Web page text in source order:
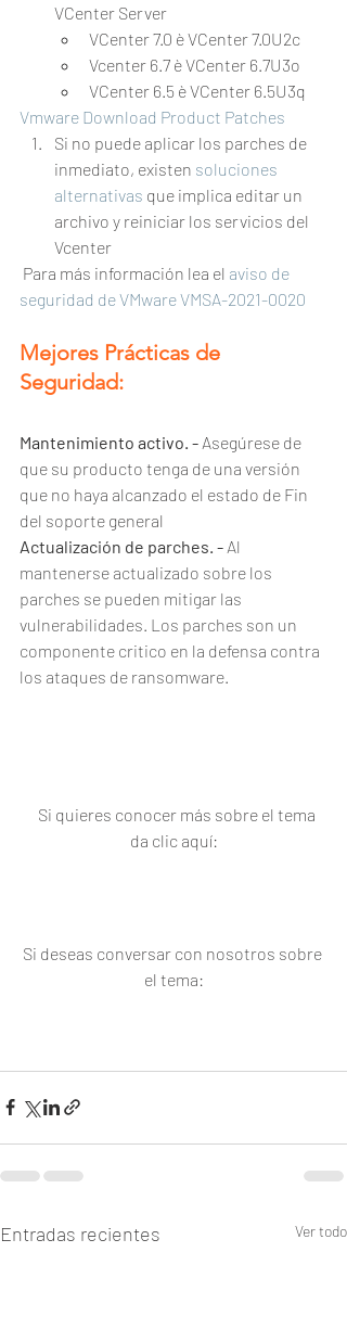
VCenter Server
VCenter 7.0 è VCenter 7.0U2c
Vcenter 6.7 è VCenter 6.7U3o
VCenter 6.5 è VCenter 6.5U3q
Vmware Download Product Patches
Si no puede aplicar los parches de
inmediato, existen soluciones
alternativas que implica editar un
archivo y reiniciar los servicios del
Vcenter
Para más información lea el aviso de
seguridad de VMware VMSA-2021-0020
Mejores Prácticas de
Seguridad:
Mantenimiento activo. - Asegúrese de
que su producto tenga de una versión
que no haya alcanzado el estado de Fin
del soporte general
Actualización de parches. - Al
mantenerse actualizado sobre los
parches se pueden mitigar las
vulnerabilidades. Los parches son un
componente critico en la defensa contra
los ataques de ransomware.
da clic aquí:
Si deseas conversar con nosotros sobre
el tema:
Entradas recientes Ver todo